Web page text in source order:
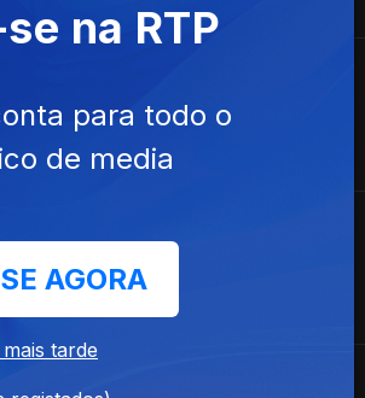
na RTP
para todo o
de media
AGORA
tarde